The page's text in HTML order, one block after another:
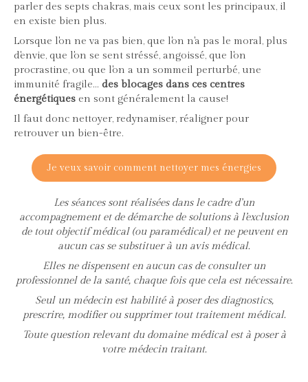
parler des septs chakras, mais ceux sont les principaux, il
en existe bien plus.
Lorsque l'on ne va pas bien, que l'on n'a pas le moral, plus
d'envie, que l'on se sent stréssé, angoissé, que l'on
procrastine, ou que l'on a un sommeil perturbé, une
immunité fragile... des blocages dans ces centres
énergétiques en sont généralement la cause!
Il faut donc nettoyer, redynamiser, réaligner pour
retrouver un bien-être.
Je veux savoir comment nettoyer mes énergies
Les séances sont réalisées dans le cadre d’un
accompagnement et de démarche de solutions à l’exclusion
de tout objectif médical (ou paramédical) et ne peuvent en
aucun cas se substituer à un avis médical.
Elles ne dispensent en aucun cas de consulter un
professionnel de la santé, chaque fois que cela est nécessaire.
Seul un médecin est habilité à poser des diagnostics,
prescrire, modifier ou supprimer tout traitement médical.
Toute question relevant du domaine médical est à poser à
votre médecin traitant.